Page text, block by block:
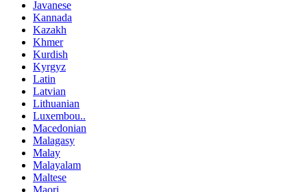
Javanese
Kannada
Kazakh
Khmer
Kurdish
Kyrgyz
Latin
Latvian
Lithuanian
Luxembou..
Macedonian
Malagasy
Malay
Malayalam
Maltese
Maori